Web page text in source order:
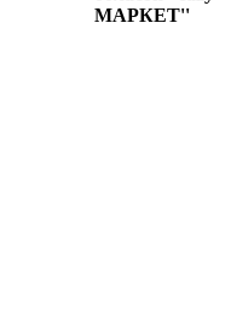
МАРКЕТ''